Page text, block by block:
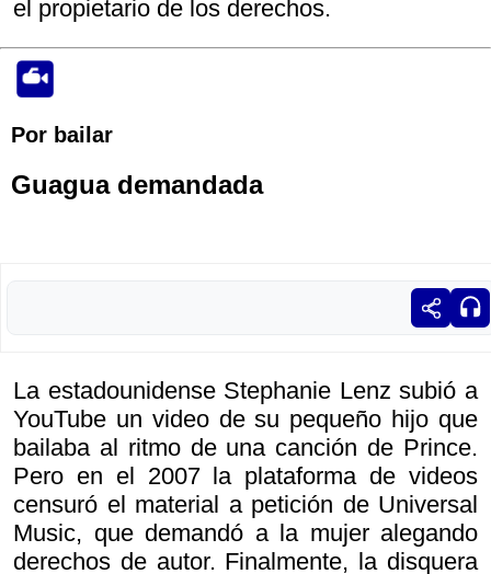
el propietario de los derechos.
Por bailar
Guagua demandada
La estadounidense Stephanie Lenz subió a
YouTube un video de su pequeño hijo que
bailaba al ritmo de una canción de Prince.
Pero en el 2007 la plataforma de videos
censuró el material a petición de Universal
Music, que demandó a la mujer alegando
derechos de autor. Finalmente, la disquera